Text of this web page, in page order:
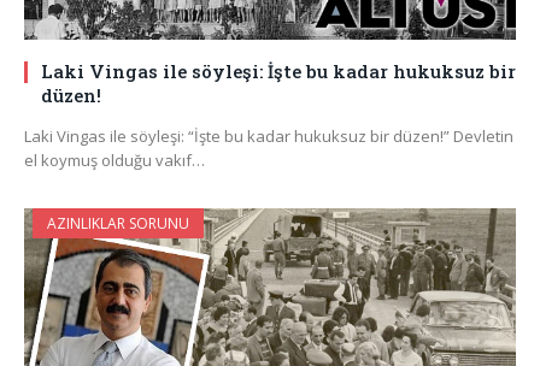
Laki Vingas ile söyleşi: İşte bu kadar hukuksuz bir
düzen!
Laki Vingas ile söyleşi: “İşte bu kadar hukuksuz bir düzen!” Devletin
el koymuş olduğu vakıf…
AZINLIKLAR SORUNU